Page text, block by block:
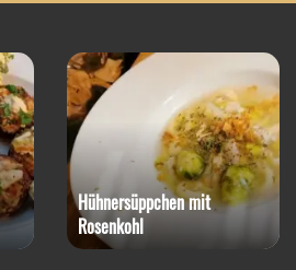
Hühnersüppchen mit
Rosenkohl